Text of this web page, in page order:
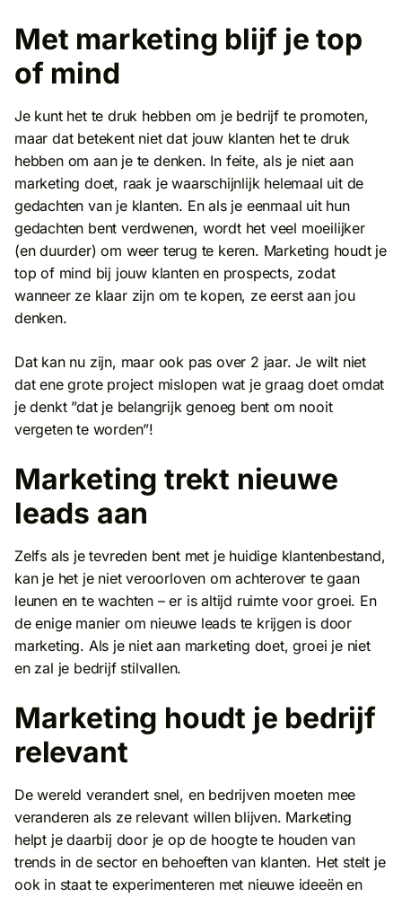
Met marketing blijf je top
of mind
Je kunt het te druk hebben om je bedrijf te promoten,
maar dat betekent niet dat jouw klanten het te druk
hebben om aan je te denken. In feite, als je niet aan
marketing doet, raak je waarschijnlijk helemaal uit de
gedachten van je klanten. En als je eenmaal uit hun
gedachten bent verdwenen, wordt het veel moeilijker
(en duurder) om weer terug te keren. Marketing houdt je
top of mind bij jouw klanten en prospects, zodat
wanneer ze klaar zijn om te kopen, ze eerst aan jou
denken.
Dat kan nu zijn, maar ook pas over 2 jaar. Je wilt niet
dat ene grote project mislopen wat je graag doet omdat
je denkt ”dat je belangrijk genoeg bent om nooit
vergeten te worden”!
Marketing trekt nieuwe
leads aan
Zelfs als je tevreden bent met je huidige klantenbestand,
kan je het je niet veroorloven om achterover te gaan
leunen en te wachten – er is altijd ruimte voor groei. En
de enige manier om nieuwe leads te krijgen is door
marketing. Als je niet aan marketing doet, groei je niet
en zal je bedrijf stilvallen.
Marketing houdt je bedrijf
relevant
De wereld verandert snel, en bedrijven moeten mee
veranderen als ze relevant willen blijven. Marketing
helpt je daarbij door je op de hoogte te houden van
trends in de sector en behoeften van klanten. Het stelt je
ook in staat te experimenteren met nieuwe ideeën en